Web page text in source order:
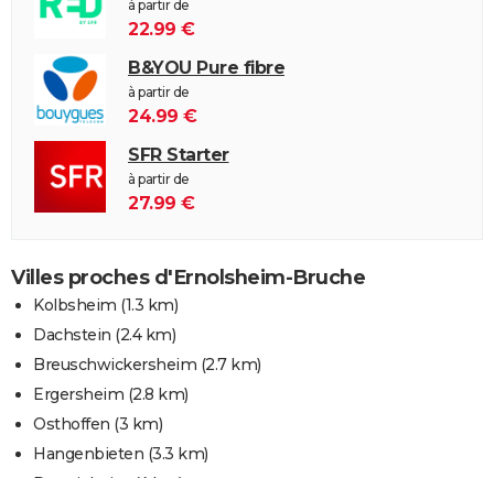
à partir de
22.99 €
B&YOU Pure fibre
à partir de
24.99 €
SFR Starter
à partir de
27.99 €
Villes proches d'Ernolsheim-Bruche
Kolbsheim (1.3 km)
Dachstein (2.4 km)
Breuschwickersheim (2.7 km)
Ergersheim (2.8 km)
Osthoffen (3 km)
Hangenbieten (3.3 km)